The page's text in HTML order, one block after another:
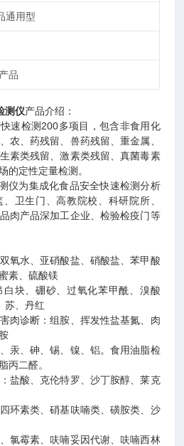
通用型
品
测仪产品介绍：
速检测200多项目，包含非食用化
农、药残留、兽药残留、重金属、
素类残留、激素类残留、真菌毒素
的定性定量检测。
为集成化食品安全快速检测分析
卫生门、高教院校、科研院所、
肉产品深加工企业、检验检疫门等
氧水、亚硝酸盐、硝酸盐、苯甲酸
素、硫酸镁
块、硼砂、过氧化苯甲酰、溴酸
苏、丹红
肉诊断：组胺、挥发性盐基氮、肉
汞、砷、锡、镍、铝。食用油脂检
丙二醛。
盐酸、克伦特罗、沙丁胺醇、莱克
环素类、硝基呋喃类、磺胺类、沙
氯霉素、呋喃妥因代谢、呋喃西林